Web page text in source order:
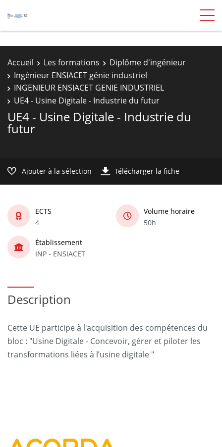
Accueil Les formations
Diplôme d'ingénieur
Ingénieur ENSIACET génie industriel
INGENIEUR ENSIACET GENIE INDUSTRIEL
UE4 - Usine Digitale - Industrie du futur
UE4 - Usine Digitale - Industrie du
futur
Ajouter à la sélection Télécharger la fiche
ECTS
4
Volume horaire
50h
Établissement
INP - ENSIACET
Description
Cette UE participe à l'acquisition des compétences du
bloc : "Usine Digitale - Concevoir, gérer et piloter les
transformations liées à l’usine digitale "